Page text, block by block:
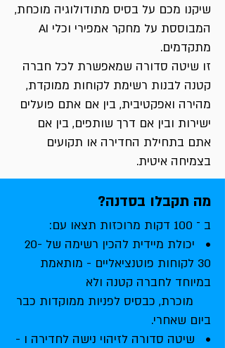
שיקנו מכם על בסיס מתודולוגיה מוכחת,
המבוססת על מחקר אמפירי וכלי AI
מתקדמים.
זו שיטה סדורה שמאפשרת לכל חברה
קטנה לבנות רשימת לקוחות ממוקדת,
מהירה ואפקטיבית, בין אם אתם פועלים
ישירות ובין אם דרך שותפים, בין אם
אתם בתחילת החדירה או תקועים
בצמיחה איטית.
מה תקבלו בסדנה?
ב ־ 100 דקות מרוכזות תצאו עם:
• יכולת מיידית להכין רשימה של 20-
30 לקוחות פוטנציאליים - מותאמת
במיוחד לחברה קטנה ולא
מוכרת, כבסיס לפניות ממוקדות כבר
ביום שאחרי.
• שיטה סדורה לזיהוי נישה לחדירה ו -